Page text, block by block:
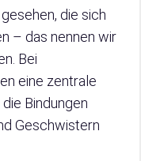
die sich
– das nennen wir
Bei
eine zentrale
Bindungen
Geschwistern